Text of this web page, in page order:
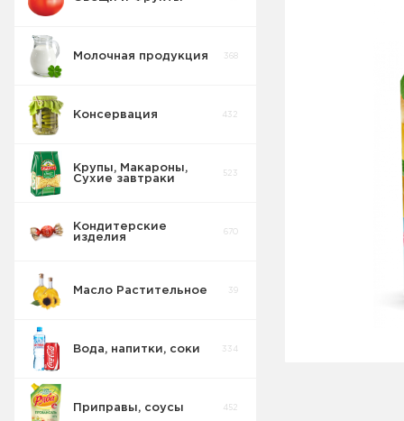
Молочная продукция 368
Консервация 432
Крупы, Макароны,
Сухие завтраки
523
Кондитерские
изделия
670
Масло Растительное 39
Вода, напитки, соки 334
Приправы, соусы 452